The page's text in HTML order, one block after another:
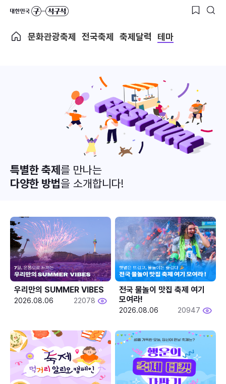
문화관광축제 전국축제 축제달력 테마
특별한 축제를 만나는
다양한 방법을 소개합니다!
우리만의 SUMMER VIBES
2026.08.06 22078
전국 물놀이 맛집 축제 여기
모여라!
2026.08.06 20947